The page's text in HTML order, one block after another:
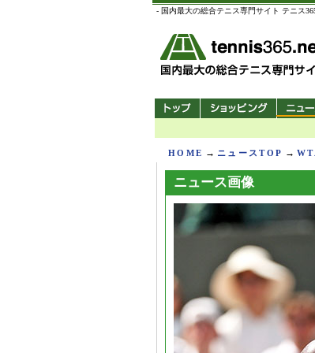
- 国内最大の総合テニス専門サイト テニス
HOME → ニュースTOP →
ニュース画像